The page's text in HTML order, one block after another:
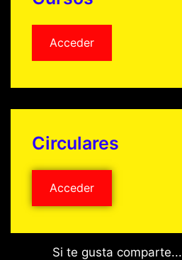
Acceder
Circulares
Acceder
Si te gusta comparte...